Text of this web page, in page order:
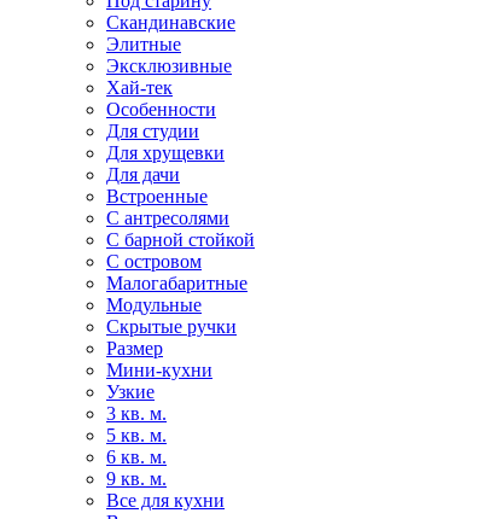
Скандинавские
Элитные
Эксклюзивные
Хай-тек
Особенности
Для студии
Для хрущевки
Для дачи
Встроенные
С антресолями
С барной стойкой
С островом
Малогабаритные
Модульные
Скрытые ручки
Размер
Мини-кухни
Узкие
3 кв. м.
5 кв. м.
6 кв. м.
9 кв. м.
Все для кухни